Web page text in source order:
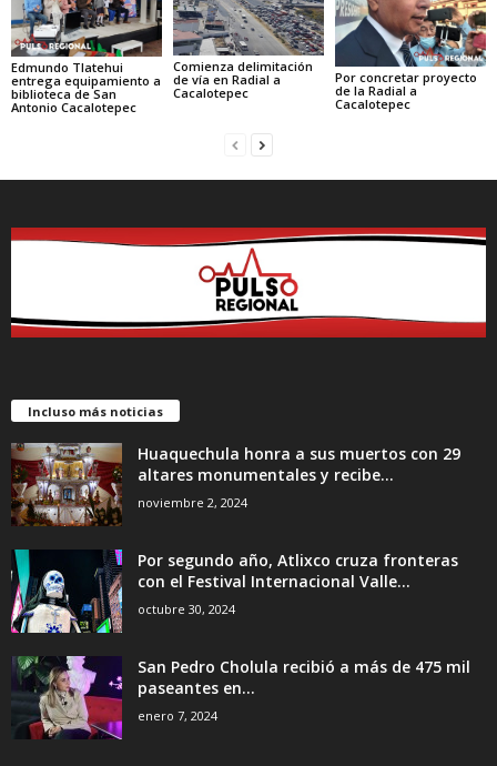
Edmundo Tlatehui
entrega equipamiento a
biblioteca de San
Antonio Cacalotepec
Comienza delimitación
de vía en Radial a
Cacalotepec
Por concretar proyecto
de la Radial a
Cacalotepec
Incluso más noticias
Huaquechula honra a sus muertos con 29
altares monumentales y recibe...
noviembre 2, 2024
Por segundo año, Atlixco cruza fronteras
con el Festival Internacional Valle...
octubre 30, 2024
San Pedro Cholula recibió a más de 475 mil
paseantes en...
enero 7, 2024